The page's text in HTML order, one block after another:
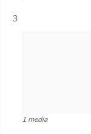
3
1 media